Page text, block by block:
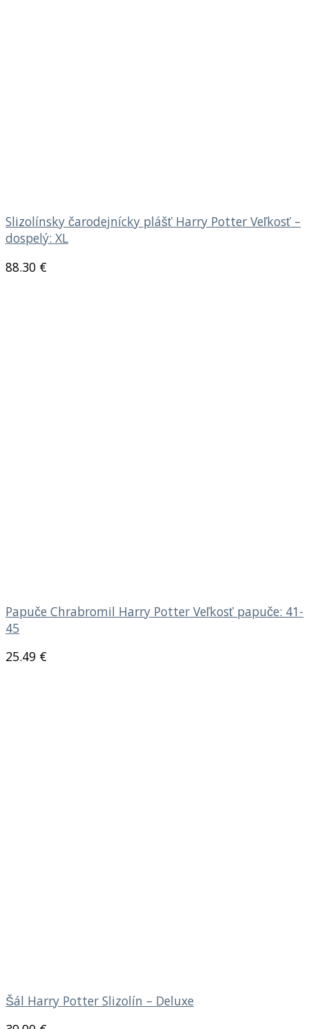
Slizolínsky čarodejnícky plášť Harry Potter Veľkosť –
dospelý: XL
88.30 €
Papuče Chrabromil Harry Potter Veľkosť papuče: 41-
45
25.49 €
Šál Harry Potter Slizolín – Deluxe